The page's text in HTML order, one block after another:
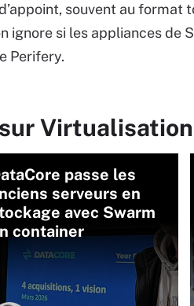
souvent au format
ignore si les appliances de
Perifery.
passe les
serveurs en
avec Swarm
container